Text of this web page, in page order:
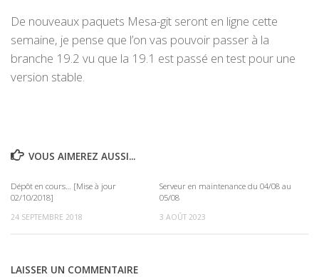
De nouveaux paquets Mesa-git seront en ligne cette
semaine, je pense que l’on vas pouvoir passer à la
branche 19.2 vu que la 19.1 est passé en test pour une
version stable.
VOUS AIMEREZ AUSSI...
Dépôt en cours… [Mise à jour
02/10/2018]
24 SEPTEMBRE 2018
Serveur en maintenance du 04/08 au
05/08
3 AOÛT 2023
LAISSER UN COMMENTAIRE